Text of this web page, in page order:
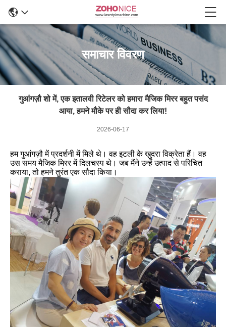
समाचार विवरण
गुआंगज़ौ शो में, एक इतालवी रिटेलर को हमारा मैजिक मिरर बहुत पसंद
आया, हमने मौके पर ही सौदा कर लिया!
2026-06-17
हम गुआंगज़ौ में प्रदर्शनी में मिले थे। वह इटली के खुदरा विक्रेता हैं। वह
उस समय मैजिक मिरर में दिलचस्प थे। जब मैंने उन्हें उत्पाद से परिचित
कराया, तो हमने तुरंत एक सौदा किया।